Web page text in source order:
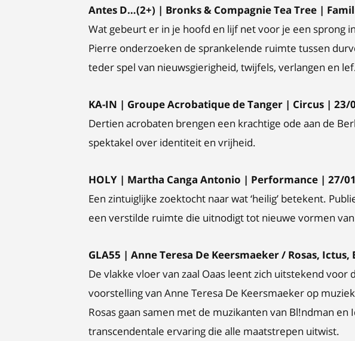
Antes D…(2+) | Bronks & Compagnie Tea Tree |
Wat gebeurt er in je hoofd en lijf net voor je een sprong
Pierre onderzoeken de sprankelende ruimte tussen
teder spel van nieuwsgierigheid, twijfels, verlangen en
KA-IN | Groupe Acrobatique de Tanger | Circus | 23/
Dertien acrobaten brengen een krachtige ode aan de
spektakel over identiteit en vrijheid.
HOLY | Martha Canga Antonio | Performance | 27/
Een zintuiglijke zoektocht naar wat ‘heilig’ betekent.
een verstilde ruimte die uitnodigt tot nieuwe vormen
GLA55 | Anne Teresa De Keersmaeker / Rosas,
De vlakke vloer van zaal Oaas leent zich uitstekend
voorstelling van Anne Teresa De Keersmaeker op
Rosas gaan samen met de muzikanten van Bl!ndman en
transcendentale ervaring die alle maatstrepen uitwist.